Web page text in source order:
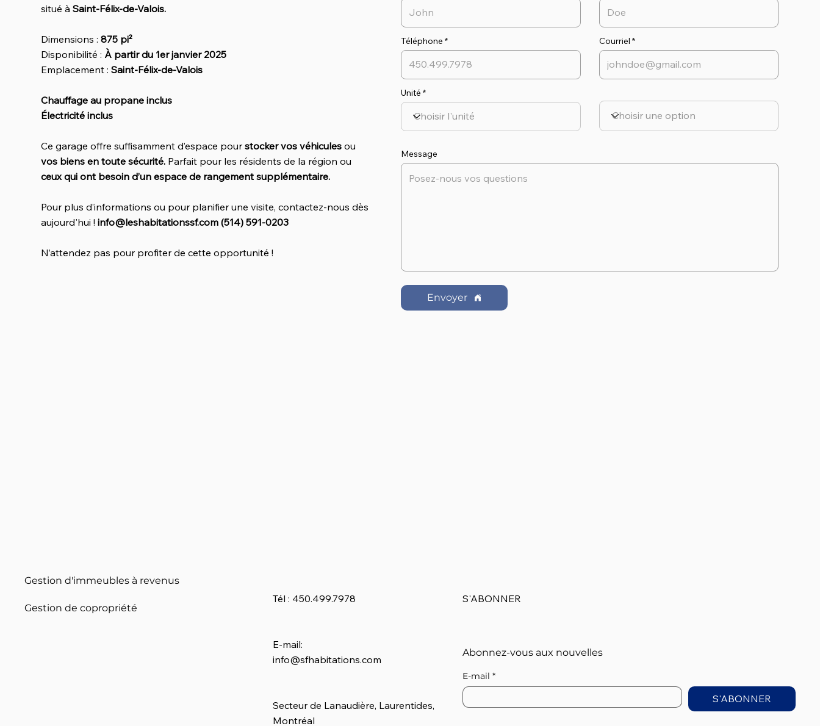
Téléphone Courriel
Message
Unité
Envoyer
situé à Saint-Félix-de-Valois.
Dimensions :875 pi²
Disponibilité : À partir du 1er janvier 2025
Emplacement :Saint-Félix-de-Valois
Chauffage au propane inclus
Électricité inclus
Ce garage offre suffisamment d’espace pourstocker vos véhicules ou
vos biens en toute sécurité. Parfait pour les résidents de la région ou
ceux qui ont besoin d’un espace de rangement supplémentaire.
Pour plus d’informations ou pour planifier une visite, contactez-nous dès
aujourd'hui !info@leshabitationssf.com (514) 591-0203
N’attendez pas pour profiter de cette opportunité !
Tél : 450.499.7978
E-mail:
info@sfhabitations.com
Secteur de Lanaudière, Laurentides,
Montréal
S'ABONNER
Abonnez-vous aux nouvelles
E-mail *
S'ABONNER
Gestion d'immeubles à revenus
Gestion de copropriété